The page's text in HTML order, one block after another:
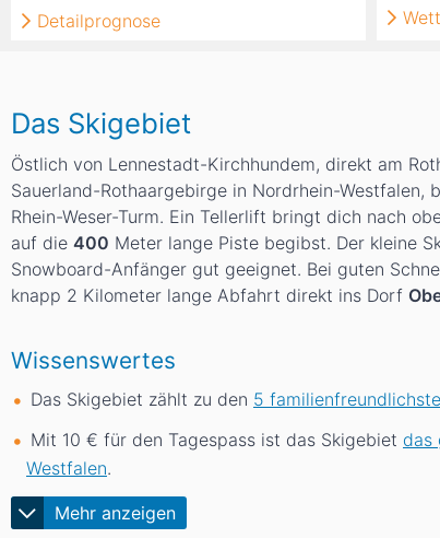
Das Skigebiet
Östlich von Lennestadt-Kirchhundem, direkt am
Sauerland-Rothaargebirge in Nordrhein-Westfalen,
Rhein-Weser-Turm. Ein Tellerlift bringt dich nach
auf die 400 Meter lange Piste begibst. Der kleine
Snowboard-Anfänger gut geeignet. Bei guten
knapp 2 Kilometer lange Abfahrt direkt ins Dorf
Wissenswertes
Mehr anzeigen
Das Skigebiet zählt zu den 5
Mit 10 € für den Tagespass ist das Skigebiet das
Westfalen.
Detailprognose